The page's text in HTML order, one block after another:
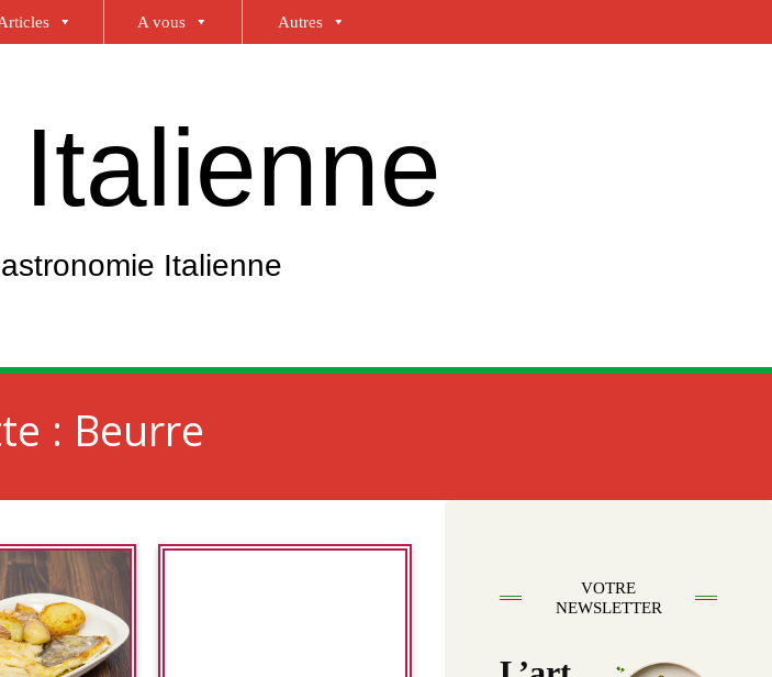
A vous Autres
Italienne
: Beurre
VOTRE
NEWSLETTER